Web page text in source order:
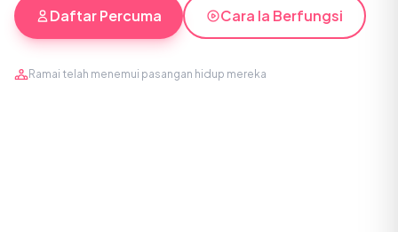
Daftar Percuma Cara Ia Berfungsi
Ramai telah menemui pasangan hidup mereka